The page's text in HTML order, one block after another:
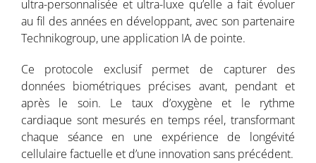
ultra-personnalisée et ultra-luxe qu’elle a fait évoluer
au fil des années en développant, avec son partenaire
Technikogroup, une application IA de pointe.
Ce protocole exclusif permet de capturer des
données biométriques précises avant, pendant et
après le soin. Le taux d’oxygène et le rythme
cardiaque sont mesurés en temps réel, transformant
chaque séance en une expérience de longévité
cellulaire factuelle et d’une innovation sans précédent.